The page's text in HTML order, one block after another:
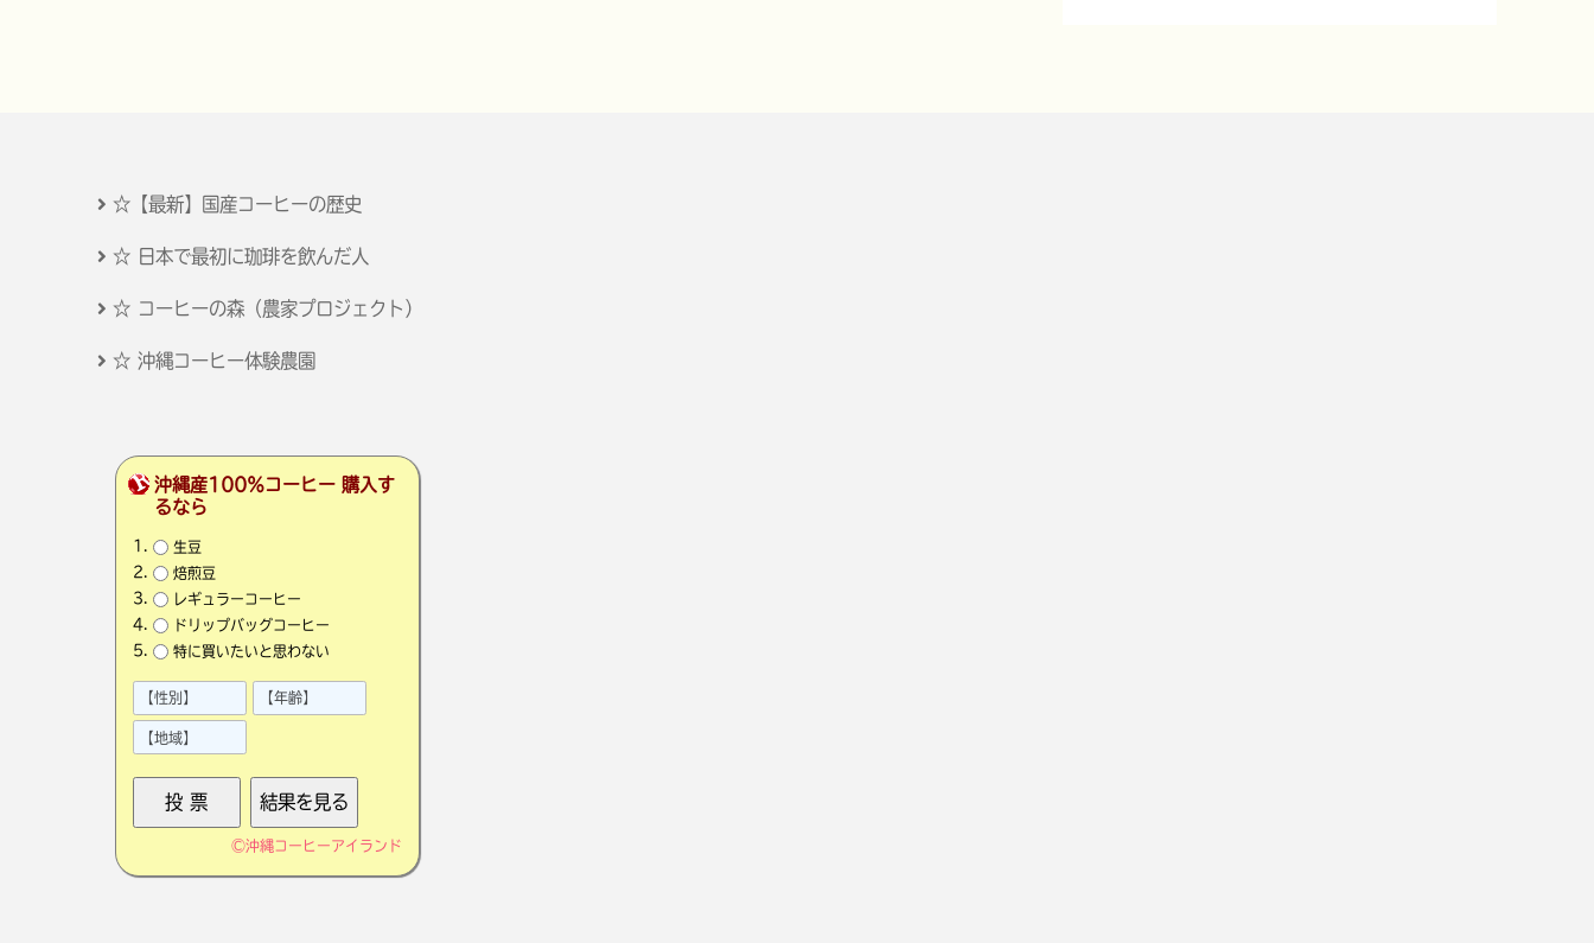
☆【最新】国産コーヒーの歴史
☆ 日本で最初に珈琲を飲んだ人
☆ コーヒーの森（農家プロジェクト）
☆ 沖縄コーヒー体験農園
沖縄産100％コーヒー 購入す
るなら
生豆
焙煎豆
レギュラーコーヒー
ドリップバッグコーヒー
特に買いたいと思わない
©沖縄コーヒーアイランド